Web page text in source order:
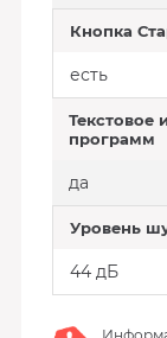
Кнопка
есть
Текстовое
программ
да
Уровень
44 дБ